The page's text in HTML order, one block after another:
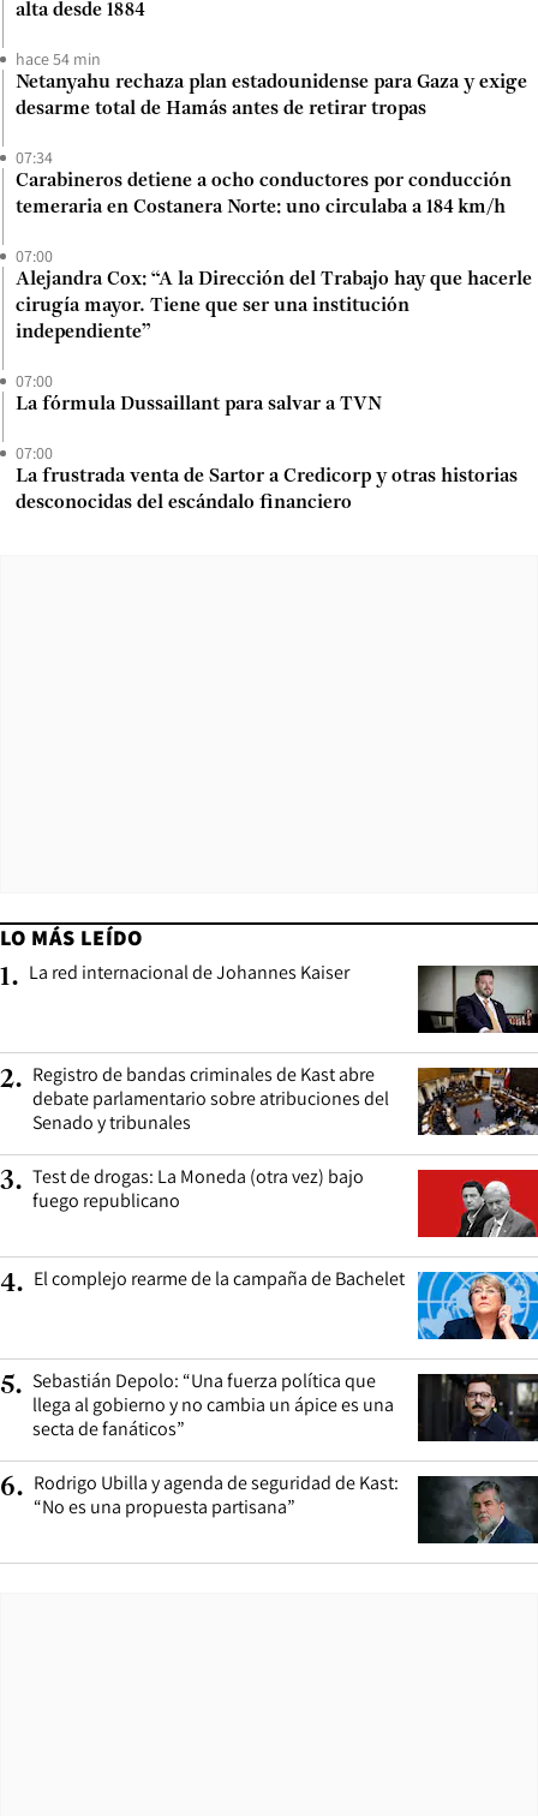
alta desde 1884
hace 54 min
Netanyahu rechaza plan estadounidense para Gaza y exige
desarme total de Hamás antes de retirar tropas
07:34
Carabineros detiene a ocho conductores por conducción
temeraria en Costanera Norte: uno circulaba a 184 km/h
07:00
Alejandra Cox: “A la Dirección del Trabajo hay que hacerle
cirugía mayor. Tiene que ser una institución
independiente”
07:00
La fórmula Dussaillant para salvar a TVN
07:00
La frustrada venta de Sartor a Credicorp y otras historias
desconocidas del escándalo financiero
LO MÁS LEÍDO
1. La red internacional de Johannes Kaiser
2. Registro de bandas criminales de Kast abre
debate parlamentario sobre atribuciones del
Senado y tribunales
3. Test de drogas: La Moneda (otra vez) bajo
fuego republicano
4. El complejo rearme de la campaña de Bachelet
5. Sebastián Depolo: “Una fuerza política que
llega al gobierno y no cambia un ápice es una
secta de fanáticos”
6. Rodrigo Ubilla y agenda de seguridad de Kast:
“No es una propuesta partisana”